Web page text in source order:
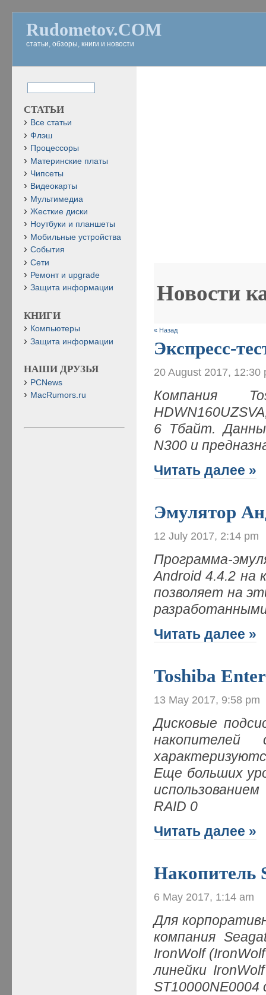
Rudometov.COM
статьи, обзоры, книги и новости
Новости
« Назад
Экспресс-
20 August 2017, 12:30
Компания
6 Тбайт.
N300 и
Читать далее »
Эмулятор
12 July 2017, 2:14 pm
Программа-
Android 4.4.2
позволяет на
Читать далее »
Toshiba
13 May 2017, 9:58 pm
Дисковые
накопителей
Еще больших
RAID 0
Читать далее »
Накопитель
6 May 2017, 1:14 am
Для
компания
IronWolf
линейки
СТАТЬИ
Все статьи
Флэш
Процессоры
Материнские платы
Чипсеты
Видеокарты
Мультимедиа
Жесткие диски
Ноутбуки и планшеты
Мобильные устройства
События
Сети
Ремонт и upgrade
Защита информации
КНИГИ
Компьютеры
Защита информации
НАШИ ДРУЗЬЯ
PCNews
MacRumors.ru